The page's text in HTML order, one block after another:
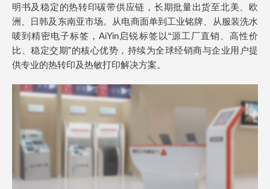
明书及稳定的热转印碳带供应链，长期批量出货至北美、欧
洲、日韩及东南亚市场。从电商面单到工业铭牌、从服装洗水
唛到精密电子标签，AiYin启锐标签以“源工厂直销、高性价
比、稳定交期”的核心优势，持续为全球经销商与企业用户提
供专业的热转印及热敏打印解决方案。